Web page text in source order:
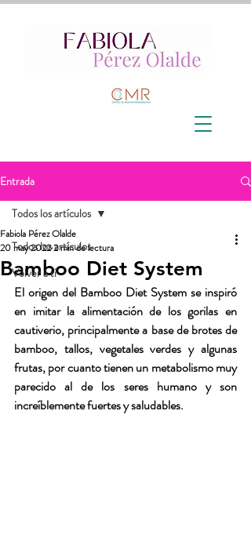
Entrada
Todos los artículos
Volver a ti
Todos los artículos
Bamboo Diet System
Fabiola Pérez Olalde
20 may 20222 min de lectura
El origen del Bamboo Diet System se inspiró
en imitar la alimentación de los gorilas en
cautiverio, principalmente a base de brotes de
bamboo, tallos, vegetales verdes y algunas
frutas, por cuanto tienen un metabolismo muy
parecido al de los seres humano y son
increíblemente fuertes y saludables.